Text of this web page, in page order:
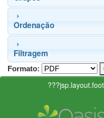
Ordenação
Filtragem
Formato: